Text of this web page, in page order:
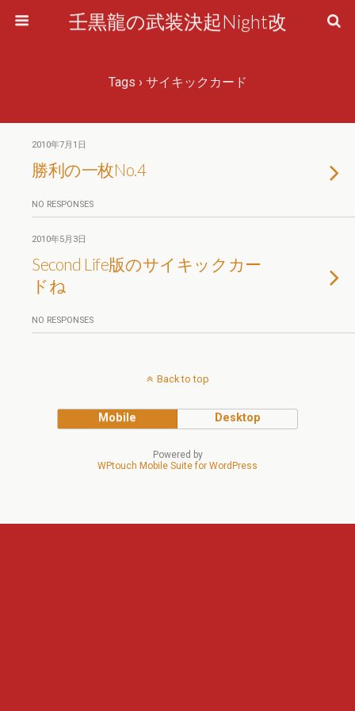
壬黒龍の武装決起Night改
Tags › サイキックカード
2010年7月1日
勝利の一枚No.4
NO RESPONSES
2010年5月3日
Second Life版のサイキックカー
ドね
NO RESPONSES
Back to top
Mobile Desktop
Powered by
WPtouch Mobile Suite for WordPress